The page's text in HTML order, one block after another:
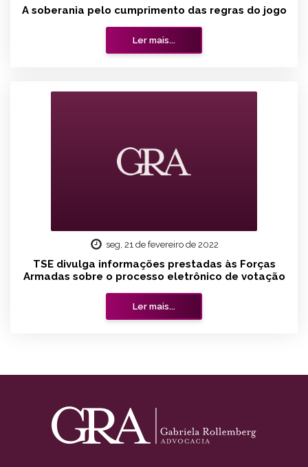
A soberania pelo cumprimento das regras do jogo
Ler mais...
seg, 21 de fevereiro de 2022
TSE divulga informações prestadas às Forças
Armadas sobre o processo eletrônico de votação
Ler mais...